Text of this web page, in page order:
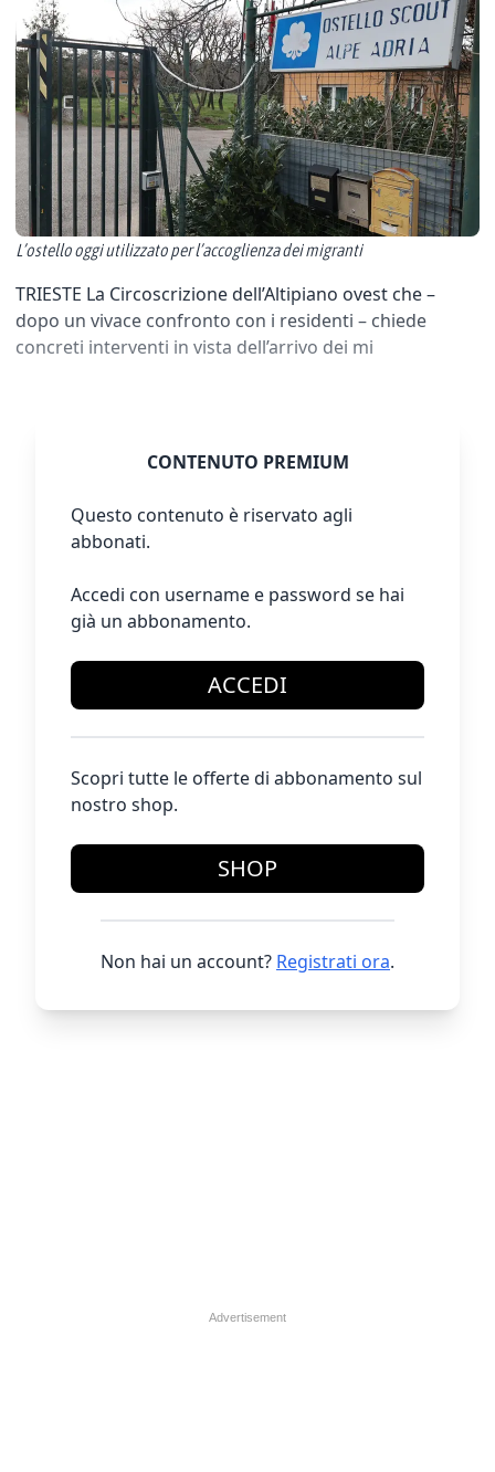
L’ostello oggi utilizzato per l’accoglienza dei migranti
TRIESTE La Circoscrizione dell’Altipiano ovest che –
dopo un vivace confronto con i residenti – chiede
concreti interventi in vista dell’arrivo dei mi
CONTENUTO PREMIUM
Questo contenuto è riservato agli
abbonati.
Accedi con username e password se hai
già un abbonamento.
ACCEDI
Scopri tutte le offerte di abbonamento sul
nostro shop.
SHOP
Non hai un account? Registrati ora.